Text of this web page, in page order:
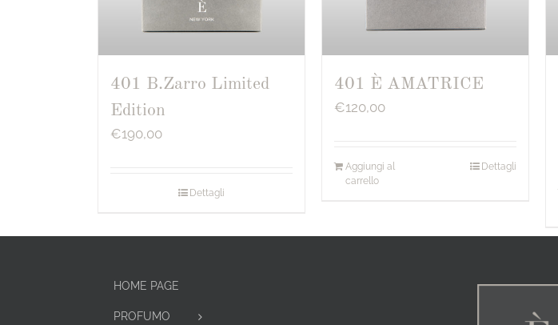
401 B.Zarro Limited
Edition
€190,00
Dettagli
401 È AMATRICE
€120,00
Aggiungi al
carrello
Dettagli
HOME PAGE
PROFUMO